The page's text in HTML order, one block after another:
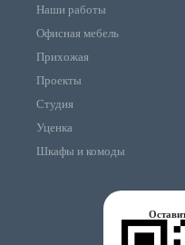
Наши работы
Офисная мебель
Прихожая
Проекты
Студия
Уценка
Шкафы и комоды